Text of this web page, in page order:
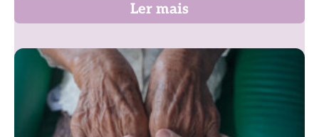
Ler mais